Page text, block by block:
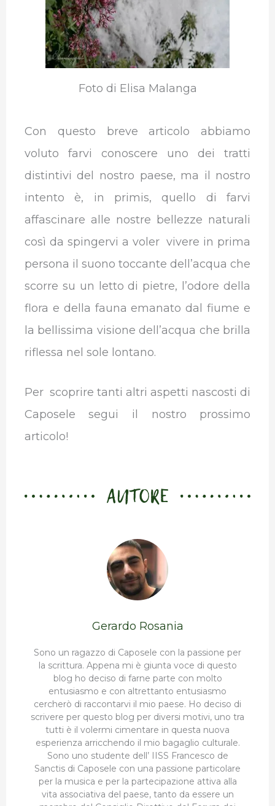
Foto di Elisa Malanga
Con questo breve articolo abbiamo
voluto farvi conoscere uno dei tratti
distintivi del nostro paese, ma il nostro
intento è, in primis, quello di farvi
affascinare alle nostre bellezze naturali
così da spingervi a voler vivere in prima
persona il suono toccante dell’acqua che
scorre su un letto di pietre, l’odore della
flora e della fauna emanato dal fiume e
la bellissima visione dell’acqua che brilla
riflessa nel sole lontano.
Per scoprire tanti altri aspetti nascosti di
Caposele segui il nostro prossimo
articolo!
AUTORE
Gerardo Rosania
Sono un ragazzo di Caposele con la passione per
la scrittura. Appena mi è giunta voce di questo
blog ho deciso di farne parte con molto
entusiasmo e con altrettanto entusiasmo
cercherò di raccontarvi il mio paese. Ho deciso di
scrivere per questo blog per diversi motivi, uno tra
tutti è il volermi cimentare in questa nuova
esperienza arricchendo il mio bagaglio culturale.
Sono uno studente dell’ IISS Francesco de
Sanctis di Caposele con una passione particolare
per la musica e per la partecipazione attiva alla
vita associativa del paese, tanto da essere un